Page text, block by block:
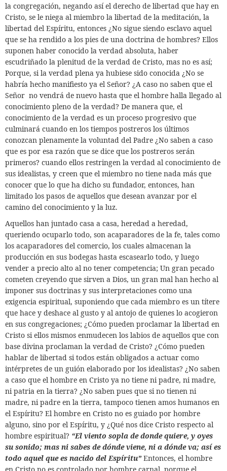
la congregación, negando así el derecho de libertad que hay en
Cristo, se le niega al miembro la libertad de la meditación, la
libertad del Espíritu, entonces ¿No sigue siendo esclavo aquel
que se ha rendido a los pies de una doctrina de hombres? Ellos
suponen haber conocido la verdad absoluta, haber
escudriñado la plenitud de la verdad de Cristo, mas no es así;
Porque, si la verdad plena ya hubiese sido conocida ¿No se
habría hecho manifiesto ya el Señor? ¿A caso no saben que el
Señor no vendrá de nuevo hasta que el hombre halla llegado al
conocimiento pleno de la verdad? De manera que, el
conocimiento de la verdad es un proceso progresivo que
culminará cuando en los tiempos postreros los últimos
conozcan plenamente la voluntad del Padre ¿No saben a caso
que es por esa razón que se dice que los postreros serán
primeros? cuando ellos restringen la verdad al conocimiento de
sus idealistas, y creen que el miembro no tiene nada más que
conocer que lo que ha dicho su fundador, entonces, han
limitado los pasos de aquellos que desean avanzar por el
camino del conocimiento y la luz.
Aquellos han juntado casa a casa, heredad a heredad,
queriendo ocuparlo todo, son acaparadores de la fe, tales como
los acaparadores del comercio, los cuales almacenan la
producción en sus bodegas hasta escasearlo todo, y luego
vender a precio alto al no tener competencia; Un gran pecado
cometen creyendo que sirven a Dios, un gran mal han hecho al
imponer sus doctrinas y sus interpretaciones como una
exigencia espiritual, suponiendo que cada miembro es un títere
que hace y deshace al gusto y al antojo de quienes lo acogieron
en sus congregaciones; ¿Cómo pueden proclamar la libertad en
Cristo si ellos mismos enmudecen los labios de aquellos que con
base divina proclaman la verdad de Cristo? ¿Cómo pueden
hablar de libertad si todos están obligados a actuar como
intérpretes de un guión elaborado por los idealistas? ¿No saben
a caso que el hombre en Cristo ya no tiene ni padre, ni madre,
ni patria en la tierra? ¿No saben pues que si no tienen ni
madre, ni padre en la tierra, tampoco tienen amos humanos en
el Espíritu? El hombre en Cristo no es guiado por hombre
alguno, sino por el Espíritu, y ¿Qué nos dice Cristo respecto al
hombre espiritual? “El viento sopla de donde quiere, y oyes
su sonido; mas ni sabes de dónde viene, ni a dónde va; así es
todo aquel que es nacido del Espíritu”Entonces, el hombre
en Cristo no es controlado por hombre carnal, porque el